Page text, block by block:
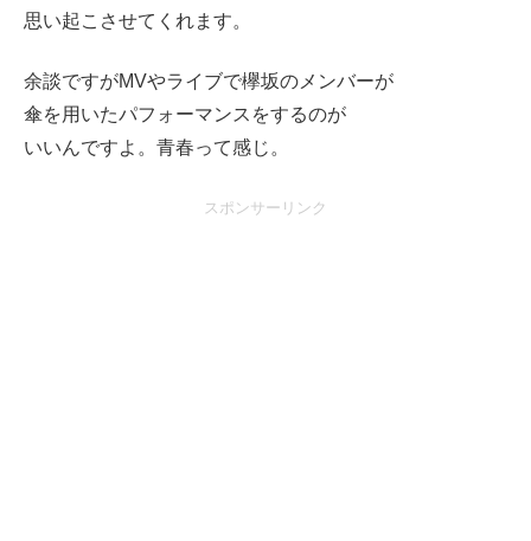
思い起こさせてくれます。
余談ですがMVやライブで欅坂のメンバーが
傘を用いたパフォーマンスをするのが
いいんですよ。青春って感じ。
スポンサーリンク